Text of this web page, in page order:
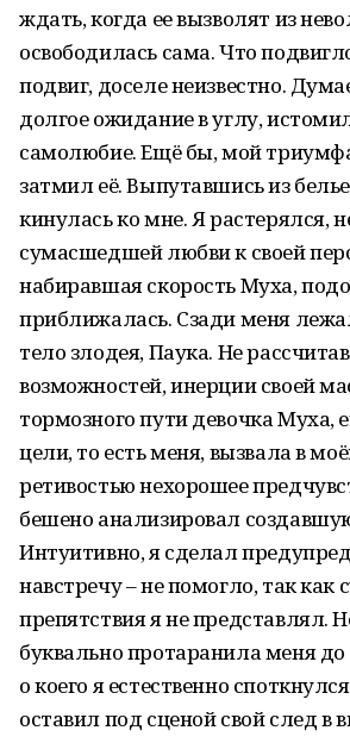
ждать, когда ее вызволят из
освободилась сама. Что
подвиг, доселе неизвестно.
долгое ожидание в углу,
самолюбие. Ещё бы, мой
затмил её. Выпутавшись из
кинулась ко мне. Я растерялся,
сумасшедшей любви к своей
набиравшая скорость Муха,
приближалась. Сзади меня
тело злодея, Паука. Не
возможностей, инерции своей
тормозного пути девочка Муха,
цели, то есть меня, вызвала в
ретивостью нехорошее
бешено анализировал
Интуитивно, я сделал
навстречу – не помогло, так как
препятствия я не представлял.
буквально протаранила меня
о коего я естественно
оставил под сценой свой след в